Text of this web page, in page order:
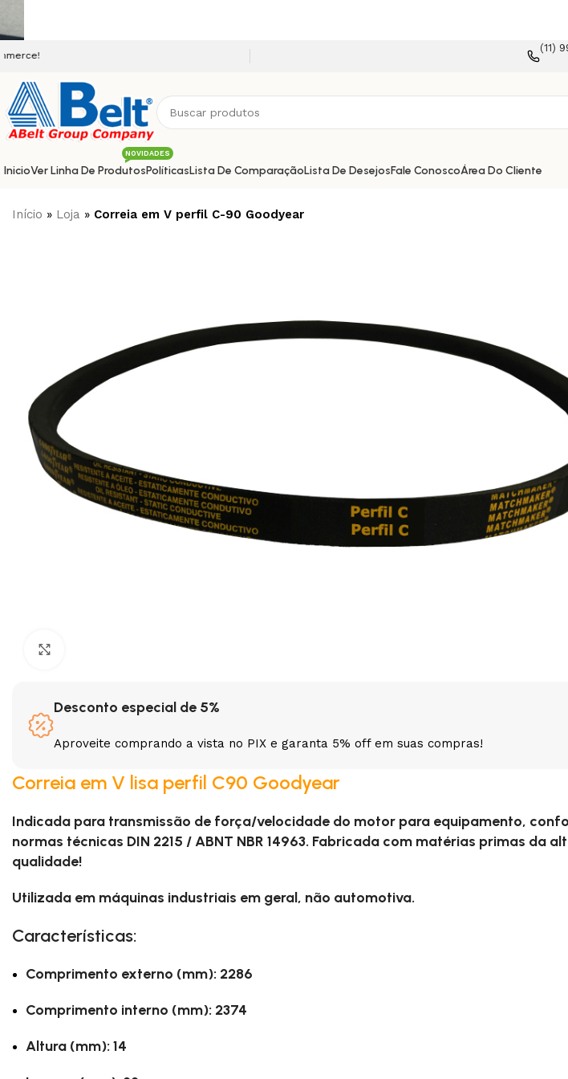
(11)
InicioVer Linha De Produtos
NOVIDADES
3L 3VX 5V
A AX
CX D PJ PJ
XPA
PolíticasLista De ComparaçãoLista De DesejosFale ConoscoÁrea Do Cliente
Início » Loja » Correia em V perfil C-90 Goodyear
Desconto especial de 5%
Aproveite comprando a vista no PIX e garanta 5% off em suas compras!
Correia em V lisa perfil C90 Goodyear
Indicada para transmissão de força/velocidade do motor para equipamento,
normas técnicas DIN 2215 / ABNT NBR 14963. Fabricada com matérias primas da
qualidade!
Utilizada em máquinas industriais em geral, não automotiva.
Características:
Comprimento externo (mm): 2286
Comprimento interno (mm): 2374
Altura (mm): 14